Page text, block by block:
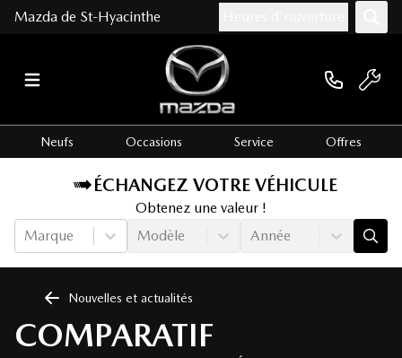
Mazda de St-Hyacinthe
Neufs Occasions Service Offres
ÉCHANGEZ VOTRE VÉHICULE
Obtenez une valeur !
Marque
Modèle Année
Nouvelles et actualités
COMPARATIF